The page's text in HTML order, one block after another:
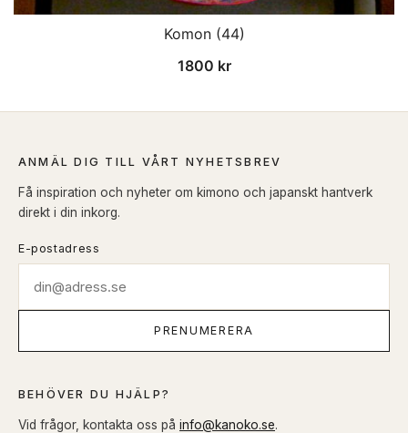
Komon (44)
1800 kr
ANMÄL DIG TILL VÅRT NYHETSBREV
Få inspiration och nyheter om kimono och japanskt hantverk
direkt i din inkorg.
E-postadress
PRENUMERERA
BEHÖVER DU HJÄLP?
Vid frågor, kontakta oss på info@kanoko.se.